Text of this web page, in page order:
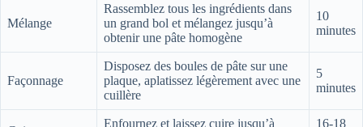
Mélange
Rassemblez tous les ingrédients dans
un grand bol et mélangez jusqu’à
obtenir une pâte homogène
10
minutes
Façonnage
Disposez des boules de pâte sur une
plaque, aplatissez légèrement avec une
cuillère
5
minutes
Enfournez et laissez cuire jusqu’à
16-18